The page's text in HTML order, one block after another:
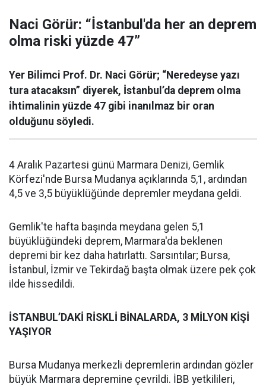
Naci Görür: “İstanbul'da her an deprem
olma riski yüzde 47”
Yer Bilimci Prof. Dr. Naci Görür; “Neredeyse yazı
tura atacaksın” diyerek, İstanbul’da deprem olma
ihtimalinin yüzde 47 gibi inanılmaz bir oran
olduğunu söyledi.
4 Aralık Pazartesi günü Marmara Denizi, Gemlik
Körfezi'nde Bursa Mudanya açıklarında 5,1, ardından
4,5 ve 3,5 büyüklüğünde depremler meydana geldi.
Gemlik'te hafta başında meydana gelen 5,1
büyüklüğündeki deprem, Marmara'da beklenen
depremi bir kez daha hatırlattı. Sarsıntılar; Bursa,
İstanbul, İzmir ve Tekirdağ başta olmak üzere pek çok
ilde hissedildi.
İSTANBUL’DAKİ RİSKLİ BİNALARDA, 3 MİLYON KİŞİ
YAŞIYOR
Bursa Mudanya merkezli depremlerin ardından gözler
büyük Marmara depremine çevrildi. İBB yetkilileri,